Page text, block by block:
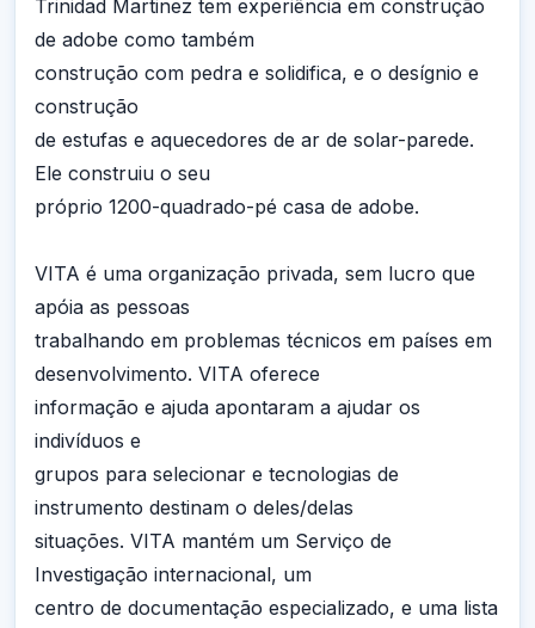
Trinidad Martinez tem experiência em construção
de adobe como também
construção com pedra e solidifica, e o desígnio e
construção
de estufas e aquecedores de ar de solar-parede.
Ele construiu o seu
próprio 1200-quadrado-pé casa de adobe.
VITA é uma organização privada, sem lucro que
apóia as pessoas
trabalhando em problemas técnicos em países em
desenvolvimento. VITA oferece
informação e ajuda apontaram a ajudar os
indivíduos e
grupos para selecionar e tecnologias de
instrumento destinam o deles/delas
situações. VITA mantém um Serviço de
Investigação internacional, um
centro de documentação especializado, e uma lista